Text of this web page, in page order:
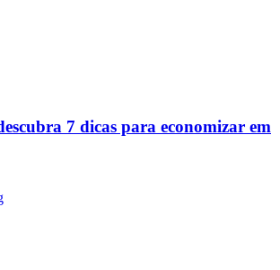
7 dicas para economizar em